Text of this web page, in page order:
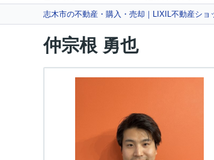
志木市の不動産・購入・売却｜LIXIL不動産ショ
仲宗根 勇也